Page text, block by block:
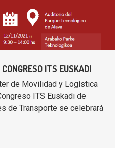
ITS EUSKADI
de Movilidad y Logística
ITS Euskadi de
de Transporte se celebrará